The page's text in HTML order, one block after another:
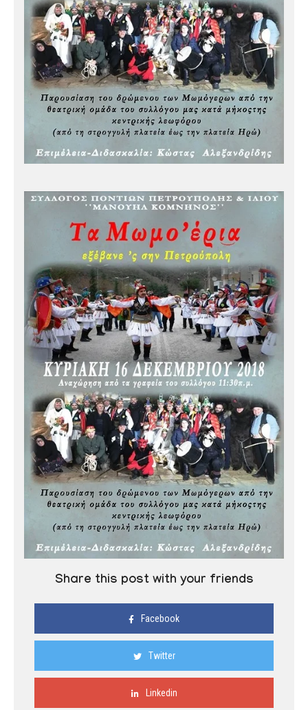
Share this post with your friends
Facebook
Twitter
Linkedin